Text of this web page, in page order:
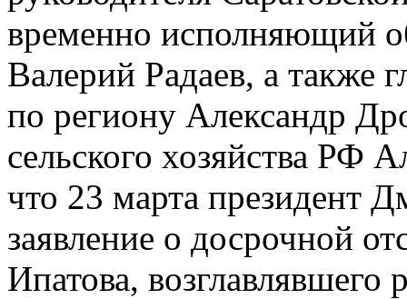
временно исполняющий
Валерий Радаев, а также
по региону Александр
сельского хозяйства РФ
что 23 марта президент
заявление о досрочной
Ипатова, возглавлявшего